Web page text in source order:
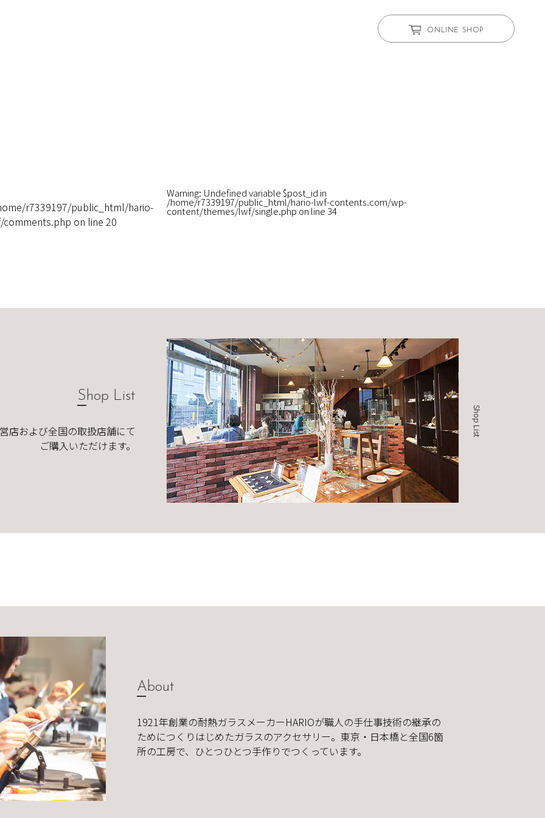
ONLINE SHOP
Warning: Undefined variable $post_id in
/home/r7339197/public_html/hario-lwf-contents.com/wp-
content/themes/lwf/single.php on line34
r7339197/public_html/hario-
on line 20
Shop List
Shop List
店および全国の取扱店舗にて
ご購入いただけます。
About
1921年創業の耐熱ガラスメーカーHARIOが職人の手仕事技術の継承の
ためにつくりはじめたガラスのアクセサリー。東京・日本橋と全国6箇
所の工房で、ひとつひとつ手作りでつくっています。